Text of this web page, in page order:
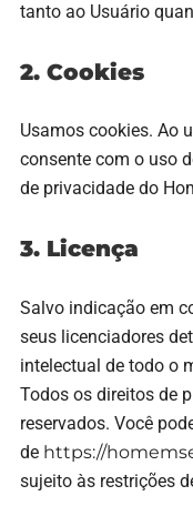
tanto ao Usuário
2. Cookies
Usamos cookies. Ao
consente com o uso
de privacidade do
3. Licença
Salvo indicação em
seus licenciadores
intelectual de todo o
Todos os direitos de
reservados. Você
de https://
sujeito às restrições